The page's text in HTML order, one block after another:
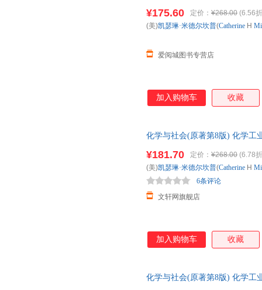
询在线客服！
¥175.60 定价： ¥268.00 (6.56
爱阅城图书专营店
(美)凯瑟琳·米德尔坎普(Catherine H
加入购物车 收藏
化学与社会(原著第8版) 化学工
¥181.70 定价： ¥268.00 (6.78
文轩网旗舰店
6条评论
(美)凯瑟琳·米德尔坎普(Catherine H
加入购物车 收藏
化学与社会(原著第8版) 化学工